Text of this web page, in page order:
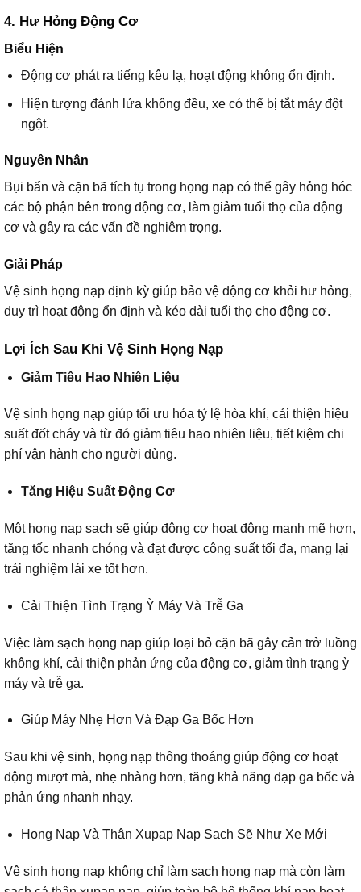
4. Hư Hỏng Động Cơ
Biểu Hiện
Động cơ phát ra tiếng kêu lạ, hoạt động không ổn định.
Hiện tượng đánh lửa không đều, xe có thể bị tắt máy đột
ngột.
Nguyên Nhân
Bụi bẩn và cặn bã tích tụ trong họng nạp có thể gây hỏng hóc
các bộ phận bên trong động cơ, làm giảm tuổi thọ của động
cơ và gây ra các vấn đề nghiêm trọng.
Giải Pháp
Vệ sinh họng nạp định kỳ giúp bảo vệ động cơ khỏi hư hỏng,
duy trì hoạt động ổn định và kéo dài tuổi thọ cho động cơ.
Lợi Ích Sau Khi Vệ Sinh Họng Nạp
Giảm Tiêu Hao Nhiên Liệu
Vệ sinh họng nạp giúp tối ưu hóa tỷ lệ hòa khí, cải thiện hiệu
suất đốt cháy và từ đó giảm tiêu hao nhiên liệu, tiết kiệm chi
phí vận hành cho người dùng.
Tăng Hiệu Suất Động Cơ
Một họng nạp sạch sẽ giúp động cơ hoạt động mạnh mẽ hơn,
tăng tốc nhanh chóng và đạt được công suất tối đa, mang lại
trải nghiệm lái xe tốt hơn.
Cải Thiện Tình Trạng Ỳ Máy Và Trễ Ga
Việc làm sạch họng nạp giúp loại bỏ cặn bã gây cản trở luồng
không khí, cải thiện phản ứng của động cơ, giảm tình trạng ỳ
máy và trễ ga.
Giúp Máy Nhẹ Hơn Và Đạp Ga Bốc Hơn
Sau khi vệ sinh, họng nạp thông thoáng giúp động cơ hoạt
động mượt mà, nhẹ nhàng hơn, tăng khả năng đạp ga bốc và
phản ứng nhanh nhạy.
Họng Nạp Và Thân Xupap Nạp Sạch Sẽ Như Xe Mới
Vệ sinh họng nạp không chỉ làm sạch họng nạp mà còn làm